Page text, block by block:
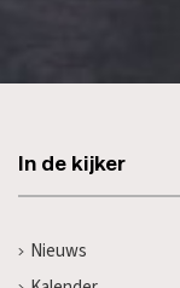
In de kijker
Nieuws